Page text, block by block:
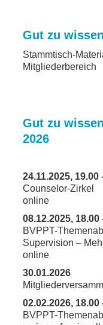
Gut zu
Stammtisch-
Mitgliederbereich
Gut zu
2026
24.11.2025, 19.00
Counselor-Zirkel
online
08.12.2025, 18.00
BVPPT-
Supervision –
online
30.01.2026
02.02.2026, 18.00
BVPPT-